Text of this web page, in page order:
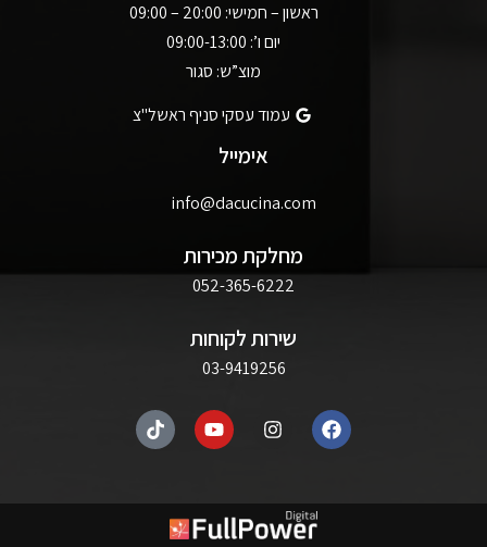
ראשון – חמישי: 20:00 – 09:00
יום ו’: 09:00-13:00
מוצ”ש: סגור
עמוד עסקי סניף ראשל"צ
אימייל
info@dacucina.com
מחלקת מכירות
052-365-6222
שירות לקוחות
03-9419256